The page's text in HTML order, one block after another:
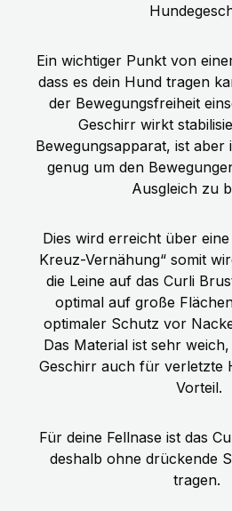
Ein wichtiger Punkt von
dass es dein Hund tragen
der Bewegungsfreiheit
Geschirr wirkt
Bewegungsapparat, ist
genug um den
Ausgleich zu
Dies wird erreicht über
Kreuz-Vernähung“ somit
die Leine auf das Curli
optimal auf große
optimaler Schutz vor
Das Material ist sehr
Geschirr auch für verletzte
Vorteil.
Für deine Fellnase ist das
deshalb ohne drückende
tragen.